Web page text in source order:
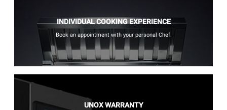
INDIVIDUAL COOKING EXPERIENCE
Book an appointment with your personal Chef.
UNOX WARRANTY